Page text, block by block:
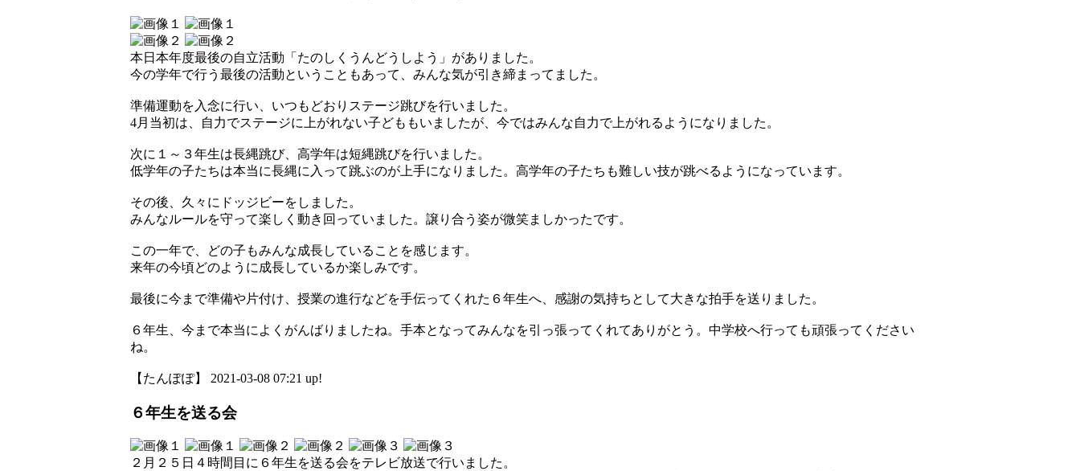
本日本年度最後の自立活動「たのしくうんどうしよう」がありました。
今の学年で行う最後の活動ということもあって、みんな気が引き締まってました。
準備運動を入念に行い、いつもどおりステージ跳びを行いました。
4月当初は、自力でステージに上がれない子どももいましたが、今ではみんな自力で上がれるようになりました。
次に１～３年生は長縄跳び、高学年は短縄跳びを行いました。
低学年の子たちは本当に長縄に入って跳ぶのが上手になりました。高学年の子たちも難しい技が跳べるようになっています。
その後、久々にドッジビーをしました。
みんなルールを守って楽しく動き回っていました。譲り合う姿が微笑ましかったです。
この一年で、どの子もみんな成長していることを感じます。
来年の今頃どのように成長しているか楽しみです。
最後に今まで準備や片付け、授業の進行などを手伝ってくれた６年生へ、感謝の気持ちとして大きな拍手を送りました。
６年生、今まで本当によくがんばりましたね。手本となってみんなを引っ張ってくれてありがとう。中学校へ行っても頑張ってください
ね。
【たんぽぽ】 2021-03-08 07:21 up!
６年生を送る会
２月２５日４時間目に６年生を送る会をテレビ放送で行いました。